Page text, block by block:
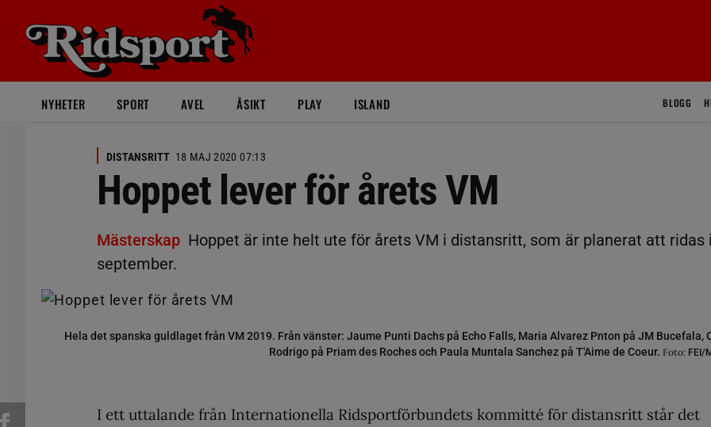
NYHETER SPORT AVEL ÅSIKT PLAY ISLAND BLOGG
DISTANSRITT 18 MAJ 2020 07:13
Hoppet lever för årets VM
Mästerskap Hoppet är inte helt ute för årets VM i distansritt, som är planerat att ridas i
september.
Hela det spanska guldlaget från VM 2019. Från vänster: Jaume Punti Dachs på Echo Falls, Maria Alvarez Pnton på JM Bucefala,
Rodrigo på Priam des Roches och Paula Muntala Sanchez på T'Aime de Coeur. Foto: FEI/
I ett uttalande från Internationella Ridsportförbundets kommitté för distansritt står det